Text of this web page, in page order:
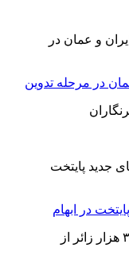
در مرحله تدوین
در ابهام